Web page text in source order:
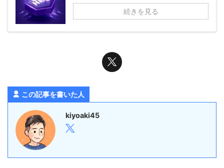
続きを見る
この記事を書いた人
kiyoaki45